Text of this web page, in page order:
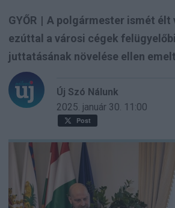
GYŐR | A polgármester ismét élt
ezúttal a városi cégek
juttatásának növelése ellen
Új Szó Nálunk
2025. január 30. 11:00
Post